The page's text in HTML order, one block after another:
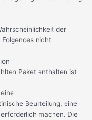
der
nicht
Paket enthalten ist
Beurteilung, eine
machen. Die